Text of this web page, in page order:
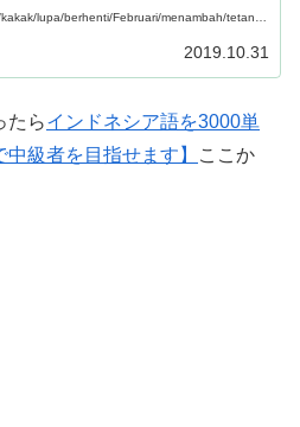
kakak/lupa/berhenti/Februari/menambah/tetang
2019.10.31
たらインドネシア語を3000単
級者を目指せます】
ここか